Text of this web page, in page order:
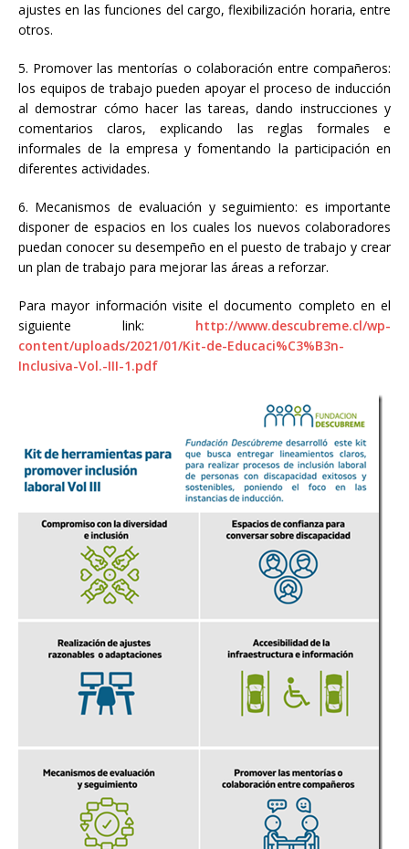
ajustes en las funciones del cargo, flexibilización horaria, entre
otros.
5. Promover las mentorías o colaboración entre compañeros:
los equipos de trabajo pueden apoyar el proceso de inducción
al demostrar cómo hacer las tareas, dando instrucciones y
comentarios claros, explicando las reglas formales e
informales de la empresa y fomentando la participación en
diferentes actividades.
6. Mecanismos de evaluación y seguimiento: es importante
disponer de espacios en los cuales los nuevos colaboradores
puedan conocer su desempeño en el puesto de trabajo y crear
un plan de trabajo para mejorar las áreas a reforzar.
Para mayor información visite el documento completo en el
siguiente link: http://www.descubreme.cl/wp-
content/uploads/2021/01/Kit-de-Educaci%C3%B3n-
Inclusiva-Vol.-III-1.pdf